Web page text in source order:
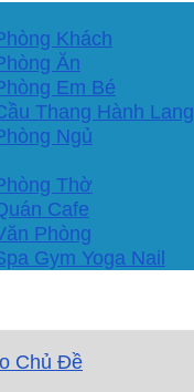
Khách
Ăn
Em Bé
Thang Hành Lang
Ngủ
Thờ
Cafe
Phòng
Gym Yoga Nail
Chủ Đề